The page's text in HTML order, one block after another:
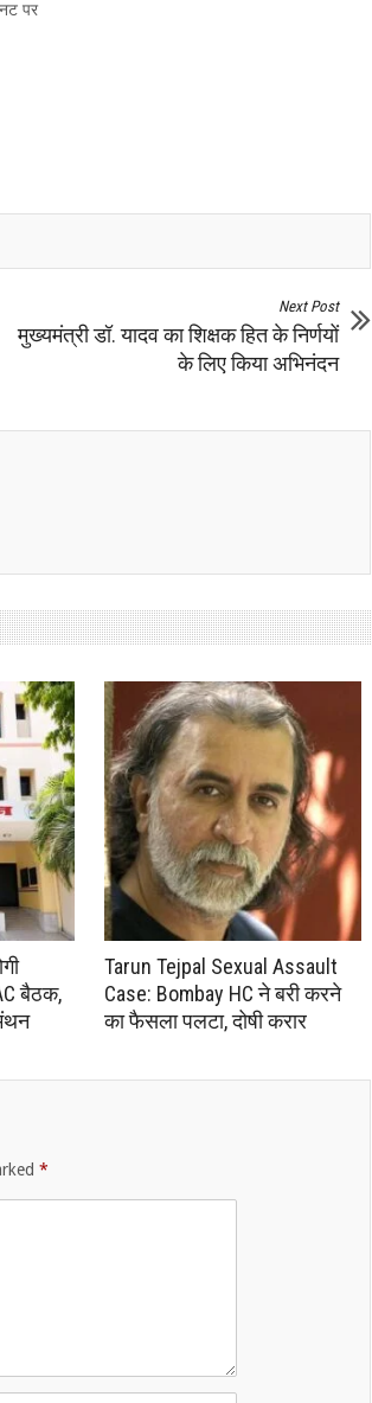
पर
Next Post
मुख्यमंत्री डॉ. यादव का शिक्षक हित के निर्णयों
के लिए किया अभिनंदन
बैठक,
Tarun Tejpal Sexual Assault
Case: Bombay HC ने बरी करने
का फैसला पलटा, दोषी करार
*